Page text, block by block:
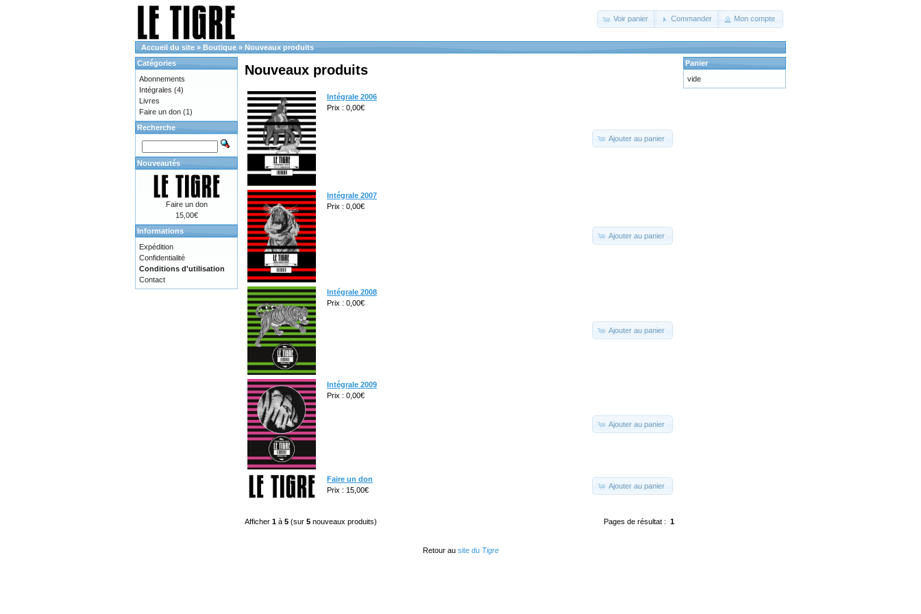
Voir panier Commander Mon compte
Accueil du site » Boutique » Nouveaux produits
Nouveaux produits
Intégrale 2006
Prix : 0,00€
Ajouter au panier
Intégrale 2007
Prix : 0,00€
Ajouter au panier
Intégrale 2008
Prix : 0,00€
Ajouter au panier
Intégrale 2009
Prix : 0,00€
Ajouter au panier
Faire un don
Prix : 15,00€
Ajouter au panier
Pages de résultat : 1
Afficher 1 à 5 (sur 5 nouveaux produits)
Catégories
Abonnements
Intégrales (4)
Livres
Faire un don (1)
Recherche
Nouveautés
Faire un don
15,00€
Informations
Expédition
Confidentialité
Conditions d'utilisation
Contact
Panier
vide
Retour au site du Tigre